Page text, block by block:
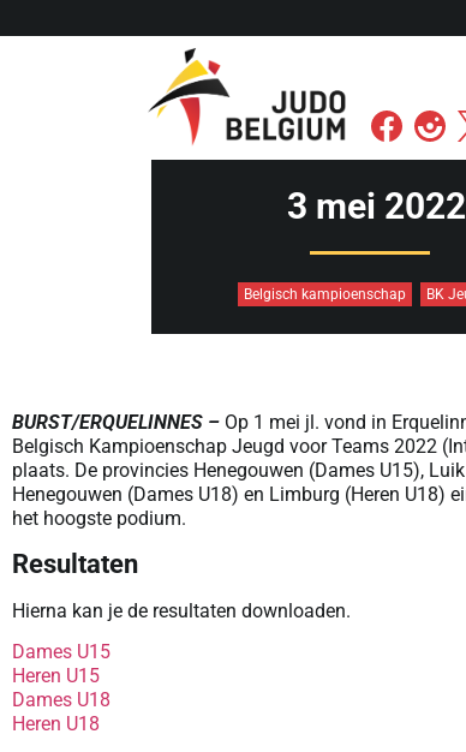
3 mei 2022
Belgisch kampioenschap BK
BURST/ERQUELINNES – Op 1 mei jl. vond in
Belgisch Kampioenschap Jeugd voor Teams 2022
plaats. De provincies Henegouwen (Dames U15),
Henegouwen (Dames U18) en Limburg (Heren U18)
het hoogste podium.
Resultaten
Hierna kan je de resultaten downloaden.
Dames U15
Heren U15
Dames U18
Heren U18